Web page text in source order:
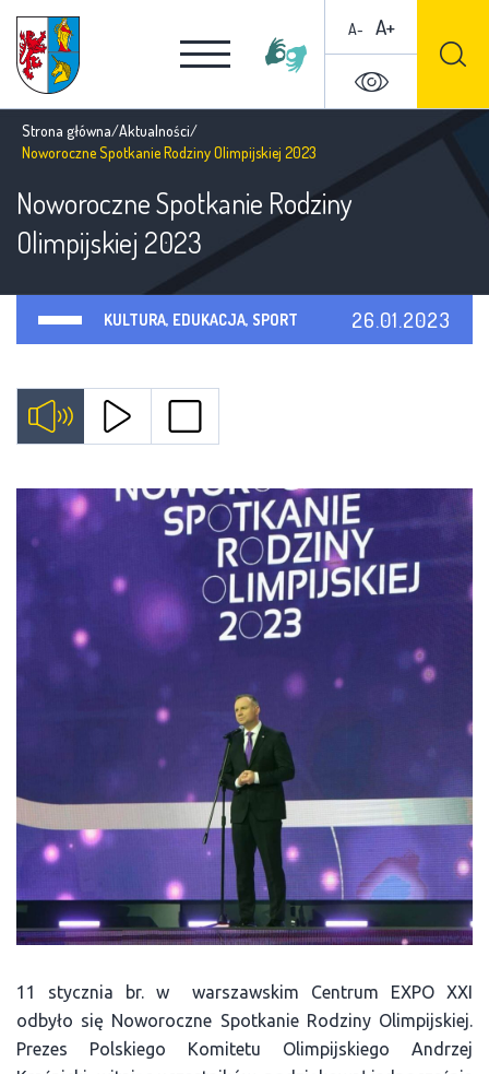
A- A+
Strona główna/Aktualności/
Noworoczne Spotkanie Rodziny Olimpijskiej 2023
Noworoczne Spotkanie Rodziny
Olimpijskiej 2023
KULTURA, EDUKACJA, SPORT 26.01.2023
11 stycznia br. w warszawskim Centrum EXPO XXI
odbyło się Noworoczne Spotkanie Rodziny Olimpijskiej.
Prezes Polskiego Komitetu Olimpijskiego Andrzej